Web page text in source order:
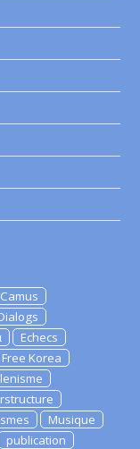
Camus
Echecs
Free Korea
Musique
publication